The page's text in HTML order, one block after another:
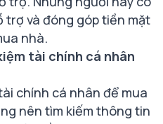
và đóng góp tiền mặt
nhà.
tài chính cá nhân
chính cá nhân để mua
nên tìm kiếm thông tin